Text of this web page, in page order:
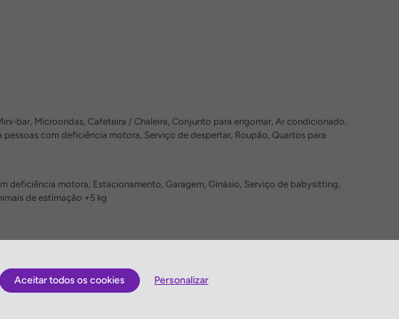
bar, Microondas, Cafeteira / Chaleira, Conjunto para engomar, Ar condicionado,
com deficiência motora, Serviço de despertar, Roupão, Quartos para
deficiência motora, Estacionamento, Garagem, Ginásio, Serviço de babysitting,
de estimação +5 kg
Aceitar todos os cookies Personalizar